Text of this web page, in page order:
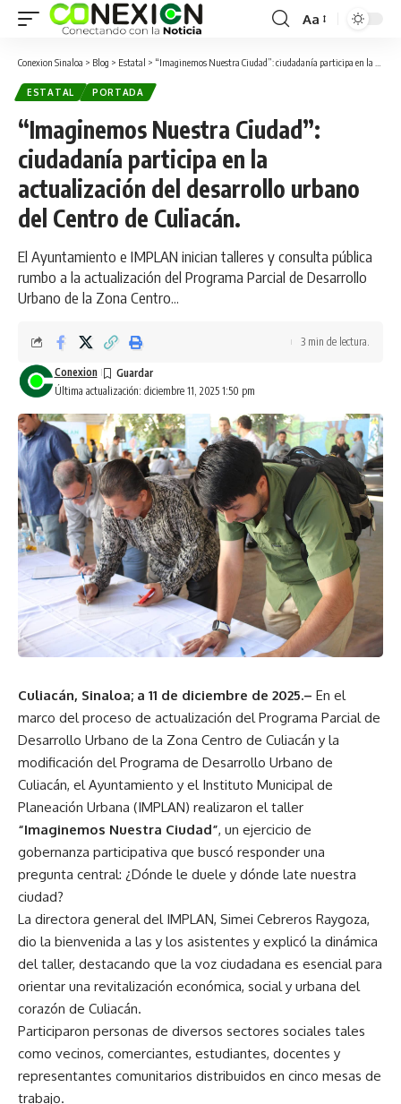
Aa
Conexion Sinaloa > Blog > Estatal > “Imaginemos Nuestra Ciudad”: ciudadanía participa en la actualización del desarrollo urbano del Centro de Culiacán.
ESTATAL PORTADA
“Imaginemos Nuestra Ciudad”:
ciudadanía participa en la
actualización del desarrollo urbano
del Centro de Culiacán.
El Ayuntamiento e IMPLAN inician talleres y consulta pública
rumbo a la actualización del Programa Parcial de Desarrollo
Urbano de la Zona Centro...
Última actualización: diciembre 11, 2025 1:50 pm
Conexion
3 min de lectura.
Culiacán, Sinaloa; a 11 de diciembre de 2025.– En el
marco del proceso de actualización del Programa Parcial de
Desarrollo Urbano de la Zona Centro de Culiacán y la
modificación del Programa de Desarrollo Urbano de
Culiacán, el Ayuntamiento y el Instituto Municipal de
Planeación Urbana (IMPLAN) realizaron el taller
“Imaginemos Nuestra Ciudad”, un ejercicio de
gobernanza participativa que buscó responder una
pregunta central: ¿Dónde le duele y dónde late nuestra
ciudad?
La directora general del IMPLAN, Simei Cebreros Raygoza,
dio la bienvenida a las y los asistentes y explicó la dinámica
del taller, destacando que la voz ciudadana es esencial para
orientar una revitalización económica, social y urbana del
corazón de Culiacán.
Participaron personas de diversos sectores sociales tales
como vecinos, comerciantes, estudiantes, docentes y
representantes comunitarios distribuidos en cinco mesas de
trabajo.